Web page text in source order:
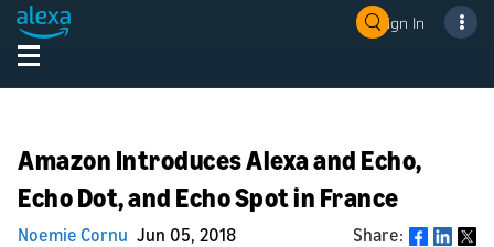
Sign In
Amazon Introduces Alexa and Echo,
Echo Dot, and Echo Spot in France
Noemie Cornu Jun 05, 2018 Share: Share